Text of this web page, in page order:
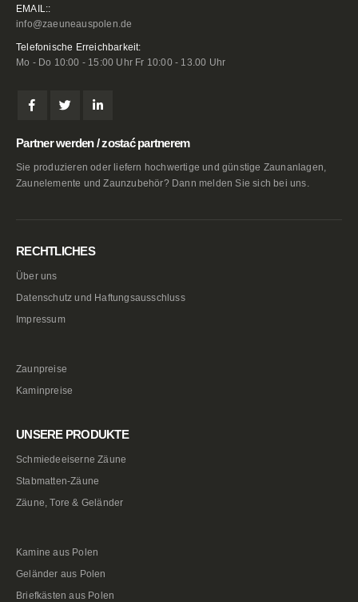
EMAIL::
info@zaeuneauspolen.de
Telefonische Erreichbarkeit:
Mo - Do 10:00 - 15:00 Uhr Fr 10:00 - 13.00 Uhr
Partner werden / zostać partnerem
Sie produzieren oder liefern hochwertige und günstige Zaunanlagen,
Zaunelemente und Zaunzubehör? Dann melden Sie sich bei uns.
RECHTLICHES
Über uns
Datenschutz und Haftungsausschluss
Impressum
Zaunpreise
Kaminpreise
UNSERE PRODUKTE
Schmiedeeiserne Zäune
Stabmatten-Zäune
Zäune, Tore & Geländer
Kamine aus Polen
Geländer aus Polen
Briefkästen aus Polen